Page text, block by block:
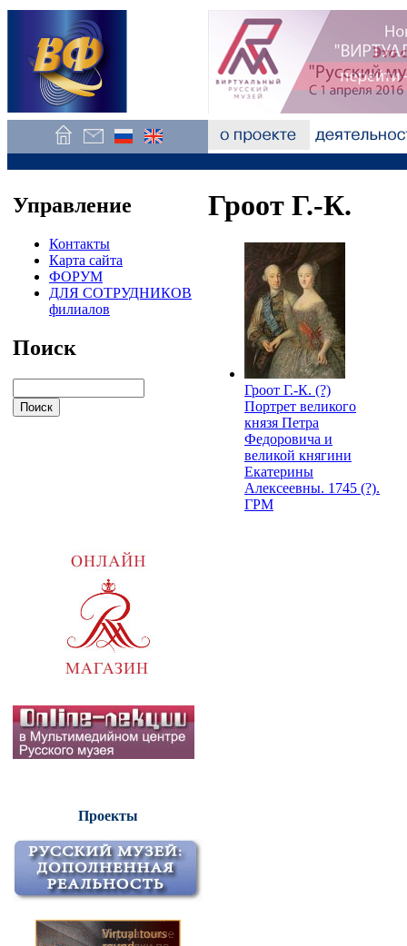
Управление
Контакты
Карта сайта
ФОРУМ
ДЛЯ СОТРУДНИКОВ
филиалов
Поиск
Проекты
Гроот Г.-К.
Гроот Г.-К. (?)
Портрет великого
князя Петра
Федоровича и
великой княгини
Екатерины
Алексеевны. 1745 (?).
ГРМ